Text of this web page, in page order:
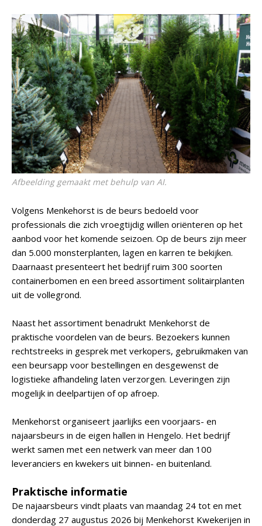
Afbeelding gemaakt met behulp van AI.
Volgens Menkehorst is de beurs bedoeld voor
professionals die zich vroegtijdig willen oriënteren op het
aanbod voor het komende seizoen. Op de beurs zijn meer
dan 5.000 monsterplanten, lagen en karren te bekijken.
Daarnaast presenteert het bedrijf ruim 300 soorten
containerbomen en een breed assortiment solitairplanten
uit de vollegrond.
Naast het assortiment benadrukt Menkehorst de
praktische voordelen van de beurs. Bezoekers kunnen
rechtstreeks in gesprek met verkopers, gebruikmaken van
een beursapp voor bestellingen en desgewenst de
logistieke afhandeling laten verzorgen. Leveringen zijn
mogelijk in deelpartijen of op afroep.
Menkehorst organiseert jaarlijks een voorjaars- en
najaarsbeurs in de eigen hallen in Hengelo. Het bedrijf
werkt samen met een netwerk van meer dan 100
leveranciers en kwekers uit binnen- en buitenland.
Praktische informatie
De najaarsbeurs vindt plaats van maandag 24 tot en met
donderdag 27 augustus 2026 bij Menkehorst Kwekerijen in